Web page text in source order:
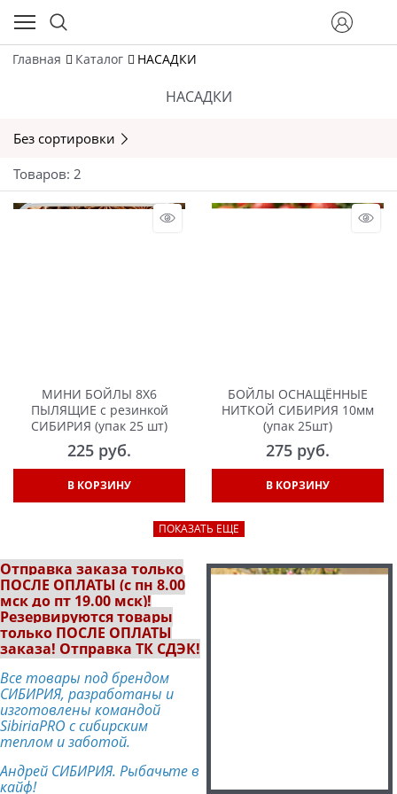
Главная Каталог НАСАДКИ
НАСАДКИ
Без сортировки
Товаров: 2
МИНИ БОЙЛЫ 8Х6
ПЫЛЯЩИЕ с резинкой
СИБИРИЯ (упак 25 шт)
225 руб.
В КОРЗИНУ
БОЙЛЫ ОСНАЩЁННЫЕ
НИТКОЙ СИБИРИЯ 10мм
(упак 25шт)
275 руб.
В КОРЗИНУ
ПОКАЗАТЬ ЕЩЕ
Отправка заказа только
ПОСЛЕ ОПЛАТЫ (с пн 8.00
мск до пт 19.00 мск)!
Резервируются товары
только ПОСЛЕ ОПЛАТЫ
заказа! Отправка ТК СДЭК!
Все товары под брендом
СИБИРИЯ, разработаны и
изготовлены командой
SibiriaPRO с сибирским
теплом и заботой.
Андрей СИБИРИЯ. Рыбачьте в
кайф!